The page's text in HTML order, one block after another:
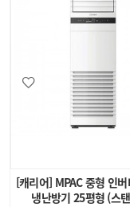
[캐리어] MPAC 중형 인
냉난방기 25평형 (스